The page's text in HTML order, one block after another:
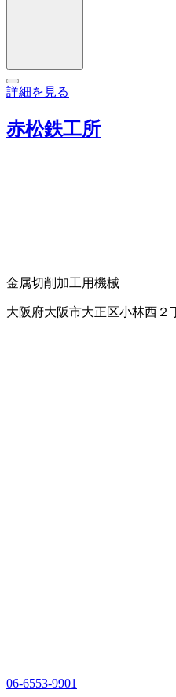
詳細を見る
赤松鉄工所
金属切削加工用機械
大阪府大阪市大正区小林西２
06-6553-9901